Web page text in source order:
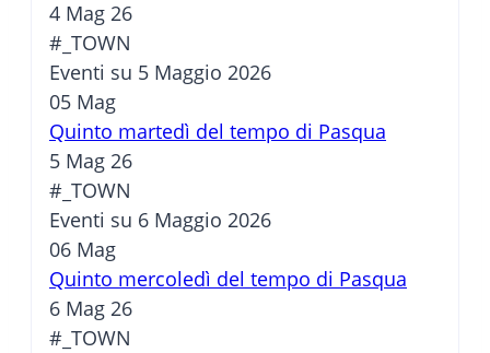
4 Mag 26
#_TOWN
Eventi su 5 Maggio 2026
05 Mag
Quinto martedì del tempo di Pasqua
5 Mag 26
#_TOWN
Eventi su 6 Maggio 2026
06 Mag
Quinto mercoledì del tempo di Pasqua
6 Mag 26
#_TOWN